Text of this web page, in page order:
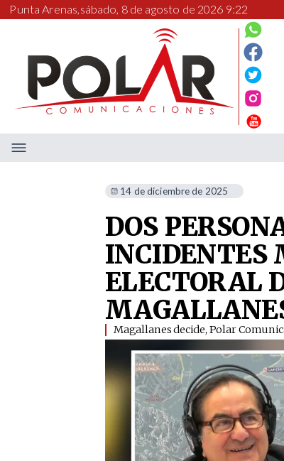
Punta Arenas,sábado, 8 de agosto de 2026 9:22
14 de diciembre de 2025
DOS
INCIDENTES
ELECTORAL
​Magallanes decide, Polar